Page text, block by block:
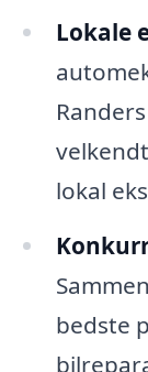
Lokale
lokal
bedste